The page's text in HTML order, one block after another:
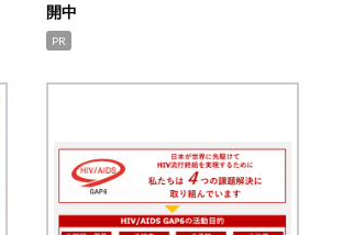
開中
PR